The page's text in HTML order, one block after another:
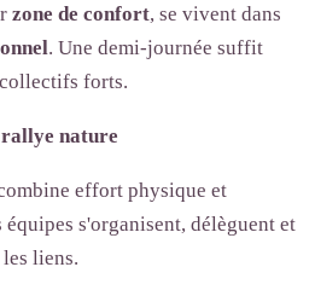
zone de confort, se vivent dans
. Une demi-journée suffit
forts.
nature
effort physique et
s'organisent, délèguent et
liens.